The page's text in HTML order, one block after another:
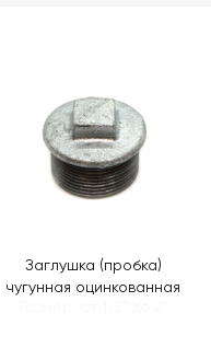
Заглушка (пробка)
чугунная оцинкованная